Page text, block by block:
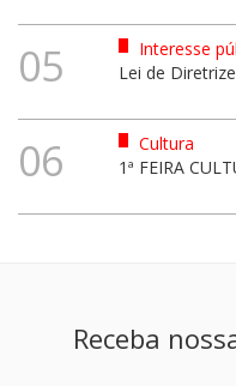
05
Interesse
Lei de
06
Cultura
1ª FEIRA
Receba